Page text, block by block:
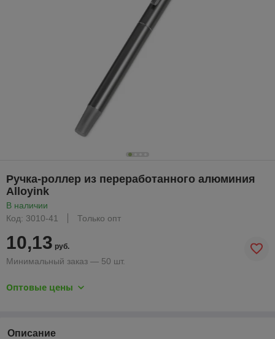
Ручка-роллер из переработанного алюминия
Alloyink
В наличии
Код: 3010-41
Только опт
10,13 руб.
Минимальный заказ — 50 шт.
Оптовые цены
Описание